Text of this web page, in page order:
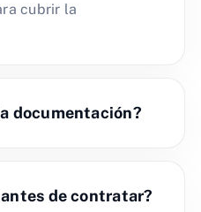
cubrir la
documentación?
de contratar?